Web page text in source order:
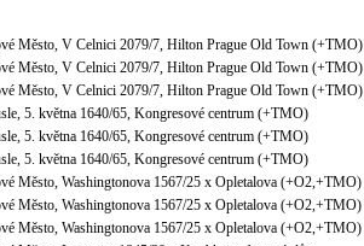
Město, V Celnici 2079/7, Hilton Prague Old Town (+TMO)
Město, V Celnici 2079/7, Hilton Prague Old Town (+TMO)
Město, V Celnici 2079/7, Hilton Prague Old Town (+TMO)
5. května 1640/65, Kongresové centrum (+TMO)
5. května 1640/65, Kongresové centrum (+TMO)
5. května 1640/65, Kongresové centrum (+TMO)
Město, Washingtonova 1567/25 x Opletalova (+O2,+TMO)
Město, Washingtonova 1567/25 x Opletalova (+O2,+TMO)
Město, Washingtonova 1567/25 x Opletalova (+O2,+TMO)